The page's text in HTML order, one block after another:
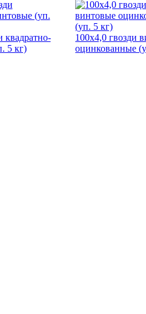
квадратно-
5 кг)
100х4,0 гвозди
оцинкованные